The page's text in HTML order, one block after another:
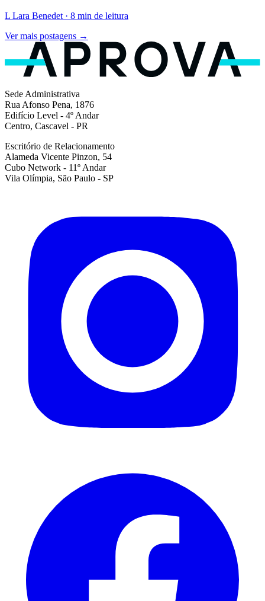
L Lara Benedet · 8 min de leitura
Ver mais postagens →
Sede Administrativa
Rua Afonso Pena, 1876
Edifício Level - 4º Andar
Centro, Cascavel - PR
Escritório de Relacionamento
Alameda Vicente Pinzon, 54
Cubo Network - 11º Andar
Vila Olímpia, São Paulo - SP